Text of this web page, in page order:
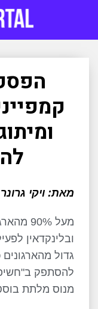
מאת: ויקי גרונר
מעל
ובלינקדאין
גדול
להסתפק
מנוס מלתת